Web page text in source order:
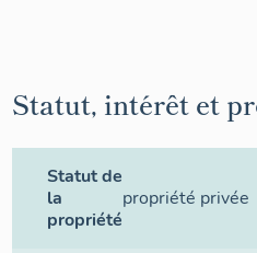
Statut, intérêt et
Statut de
la
propriété
propriété privée